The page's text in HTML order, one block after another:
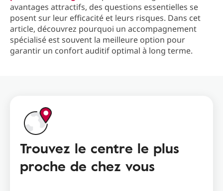
avantages attractifs, des questions essentielles se
posent sur leur efficacité et leurs risques. Dans cet
article, découvrez pourquoi un accompagnement
spécialisé est souvent la meilleure option pour
garantir un confort auditif optimal à long terme.
Trouvez le centre le plus
proche de chez vous